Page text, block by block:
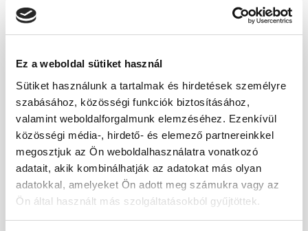
Ez a weboldal sütiket használ
Sütiket használunk a tartalmak és hirdetések személyre
szabásához, közösségi funkciók biztosításához,
valamint weboldalforgalmunk elemzéséhez. Ezenkívül
közösségi média-, hirdető- és elemező partnereinkkel
megosztjuk az Ön weboldalhasználatra vonatkozó
adatait, akik kombinálhatják az adatokat más olyan
adatokkal, amelyeket Ön adott meg számukra vagy az
Ön által használt más szolgáltatásokból gyűjtöttek.
Posted in ásványi anyagok , aszalt
szilva, szósz,
vitaminok
Lisztmentes mákos-citromos
sütemény – gyors, friss, édes,
egészséges
01